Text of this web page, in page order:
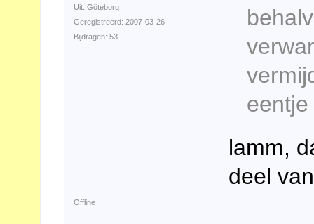
Uit: Göteborg
Geregistreerd: 2007-03-26
Bijdragen: 53
lamm,
deel
Offline